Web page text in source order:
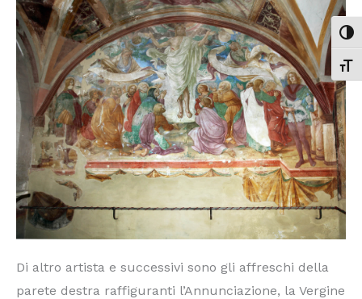
Di altro artista e successivi sono gli affreschi della
parete destra raffiguranti l’Annunciazione, la Vergine